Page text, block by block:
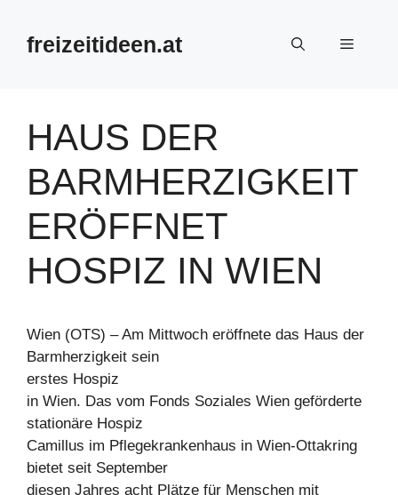
Inhalt
springenfreizeitideen.at Menü
HAUS DER
BARMHERZIGKEIT
ERÖFFNET
HOSPIZ IN WIEN
Wien (OTS) – Am Mittwoch eröffnete das Haus der
Barmherzigkeit sein
erstes Hospiz
in Wien. Das vom Fonds Soziales Wien geförderte
stationäre Hospiz
Camillus im Pflegekrankenhaus in Wien-Ottakring
bietet seit September
diesen Jahres acht Plätze für Menschen mit